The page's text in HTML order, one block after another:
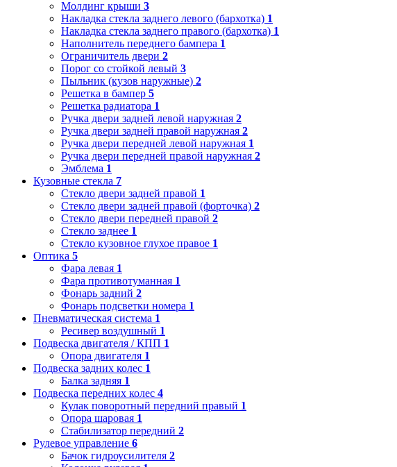
Молдинг крыши 3
Накладка стекла заднего левого (бархотка) 1
Накладка стекла заднего правого (бархотка) 1
Наполнитель переднего бампера 1
Ограничитель двери 2
Порог со стойкой левый 3
Пыльник (кузов наружные) 2
Решетка в бампер 5
Решетка радиатора 1
Ручка двери задней левой наружная 2
Ручка двери задней правой наружная 2
Ручка двери передней левой наружная 1
Ручка двери передней правой наружная 2
Эмблема 1
Кузовные стекла 7
Стекло двери задней правой 1
Стекло двери задней правой (форточка) 2
Стекло двери передней правой 2
Стекло заднее 1
Стекло кузовное глухое правое 1
Оптика 5
Фара левая 1
Фара противотуманная 1
Фонарь задний 2
Фонарь подсветки номера 1
Пневматическая система 1
Ресивер воздушный 1
Подвеска двигателя / КПП 1
Опора двигателя 1
Подвеска задних колес 1
Балка задняя 1
Подвеска передних колес 4
Кулак поворотный передний правый 1
Опора шаровая 1
Стабилизатор передний 2
Рулевое управление 6
Бачок гидроусилителя 2